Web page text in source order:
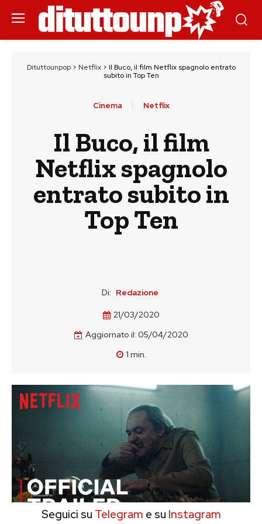
Dituttounpop> Netflix> Il Buco, il film Netflix spagnolo entrato
subito in Top Ten
Cinema Netflix
Il Buco, il film
Netflix spagnolo
entrato subito in
Top Ten
Di: Redazione
21/03/2020
Aggiornato il: 05/04/2020
1 min.
Seguici su Telegram e su Instagram